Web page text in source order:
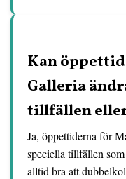
Kan
Galleria
tillfällen
Ja, öppettiderna för
speciella tillfällen
alltid bra att